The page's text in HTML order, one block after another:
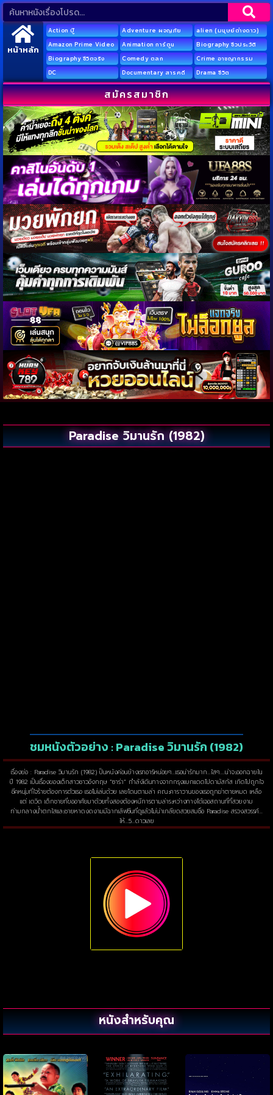
หน้าหลัก
Action บู๊ Adventure ผจญภัย
alien (มนุษย์ต่างดาว)
Amazon Prime Video
Animation การ์ตูน
Biography ชีวประวัติ
Biography ชีวิตจริง
Comedy ตลก
Crime อาชญากรรม
DC
Documentary สารคดี Drama ชีวิต
สมัครสมาชิก
Paradise วิมานรัก (1982)
ชมหนังตัวอย่าง : Paradise วิมานรัก (1982)
เรื่องย่อ : Paradise วิมานรัก (1982) ป็นหนังค่อนข้างเรทอาร์หน่อยๆ…เธอน่ารักมาก…ใสๆ….น่าจะออกฉายใน
ปี 1982 เป็นเรื่องของเด็กสาวชาวอังกฤษ “ซาร่า” กำลังเิดินทางจากกรุงแบกแดดไปดามัสกัส เกิดไปถูกใจ
ชีคหนุ่มที่ใจร้ายต้องการตัวเธอ เธอไม่เล่นด้วย เลยโดนตามล่า คณะคาราวานของเธอถูกฆ่าตายหมด เหลือ
แต่ เดวิด เด็กชายที่ขออาศัยมาด้วยทั้งสองต้องหนีการตามล่าระหว่างทางได้เจอสถานที่ที่สวยงาม
ท่ามกลางน้ำตกใสและชายหาดงดงามมีฉากเลิฟซีนที่ดูแล้วไม่น่าเกลียดสวยสมชื่อ Paradise สรวงสวรรค์…
ให้…5…ดาวเลย
หนังสำหรับคุณ